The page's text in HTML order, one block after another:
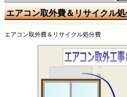
エアコン取外費＆リサイクル
エアコン取外費＆リサイクル処分費